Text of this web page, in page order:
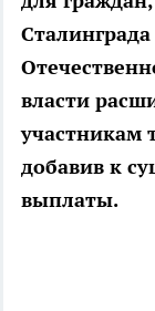
власти
участникам
добавив к
выплаты.